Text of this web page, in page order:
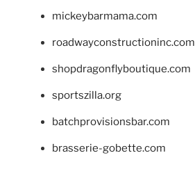
mickeybarmama.com
roadwayconstructioninc.com
shopdragonflyboutique.com
sportszilla.org
batchprovisionsbar.com
brasserie-gobette.com